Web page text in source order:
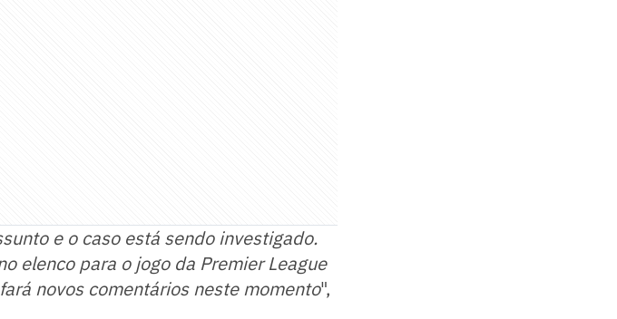
e o caso está sendo investigado.
elenco para o jogo da Premier League
novos comentários neste momento",